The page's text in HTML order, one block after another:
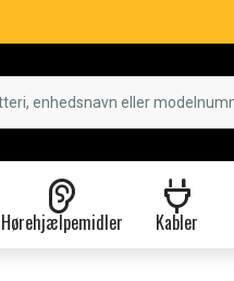
Hørehjælpemidler Kabler